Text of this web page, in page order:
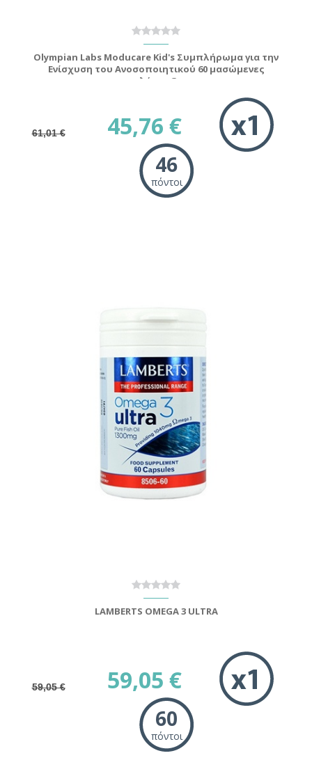
Olympian Labs Moducare Kid's Συμπλήρωμα για την
Ενίσχυση του Ανοσοποιητικού 60 μασώμενες
ταμπλέτες Grape
61,01 € 45,76 €
46
πόντοι
LAMBERTS OMEGA 3 ULTRA
59,05 € 59,05 €
60
πόντοι